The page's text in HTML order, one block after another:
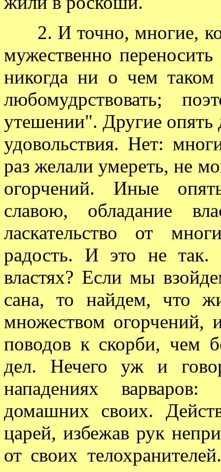
2. И точно, многие,
мужественно
никогда ни о чем
любомудрствовать;
утешении". Другие опять
удовольствия. Нет:
раз желали умереть, не
огорчений. Иные
славою, обладание
ласкательство от
радость. И это не
властях? Если мы
сана, то найдем, что
множеством огорчений,
поводов к скорби, чем
дел. Нечего уж и
нападениях
домашних своих.
царей, избежав рук
от своих